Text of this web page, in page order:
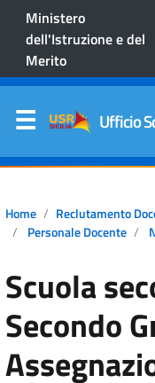
Ministero
dell'Istruzione e del
Merito
Ufficio
Home Reclutamento
Personale Docente
Scuola
Secondo